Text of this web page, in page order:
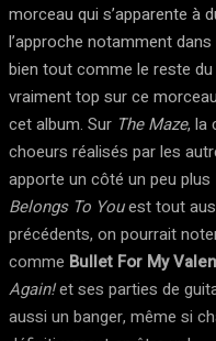
morceau qui s’apparente à
l’approche notamment
bien tout comme le reste du
vraiment top sur ce
cet album. Sur The Maze, la
choeurs réalisés par les
apporte un côté un peu plus
Belongs To Youest tout
précédents, on pourrait
comme Bullet For My
Again!et ses parties de
aussi un banger, même si